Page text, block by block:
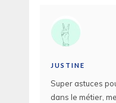
JUSTINE
Super astuces
dans le métier,